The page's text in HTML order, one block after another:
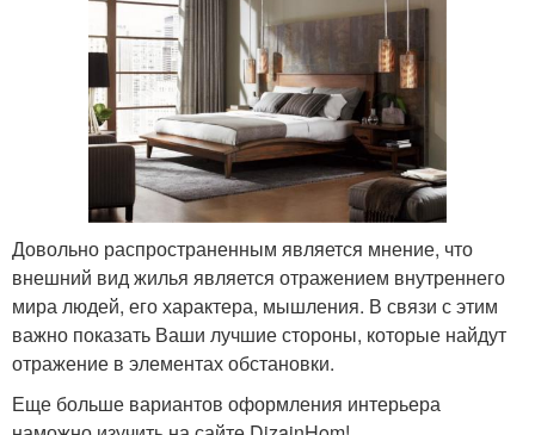
Довольно распространенным является мнение, что
внешний вид жилья является отражением внутреннего
мира людей, его характера, мышления. В связи с этим
важно показать Ваши лучшие стороны, которые найдут
отражение в элементах обстановки.
Еще больше вариантов оформления интерьера